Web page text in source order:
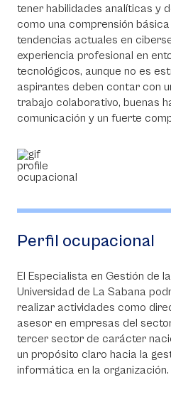
tener habilidades analíticas y
como una comprensión
tendencias actuales en
experiencia profesional en
tecnológicos, aunque no es
aspirantes deben contar con
trabajo colaborativo, buenas
comunicación y un fuerte
Perfil ocupacional
El Especialista en Gestión de
Universidad de La Sabana
realizar actividades como
asesor en empresas del
tercer sector de carácter
un propósito claro hacia la
informática en la organización.